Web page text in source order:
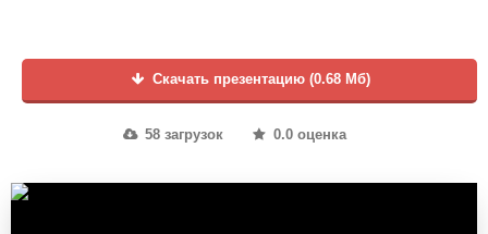
Скачать презентацию (0.68 Мб)
58 загрузок 0.0 оценка